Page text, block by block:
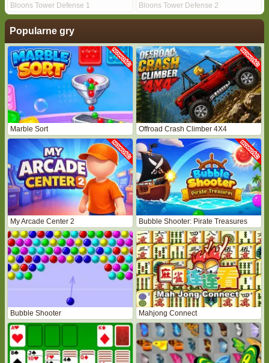
Bloons Tower Defense 1 Bloons Tower Defense 2
Popularne gry
Marble Sort Offroad Crash Climber 4X4
My Arcade Center 2 Bubble Shooter: Pirate Treasures
Bubble Shooter Mahjong Connect